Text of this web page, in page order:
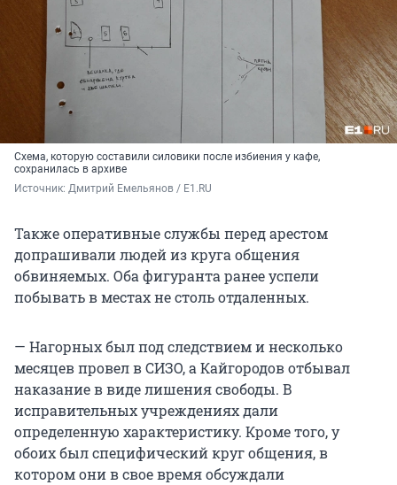
Схема, которую составили силовики после избиения у кафе,
сохранилась в архиве
Источник: Дмитрий Емельянов / E1.RU
Также оперативные службы перед арестом
допрашивали людей из круга общения
обвиняемых. Оба фигуранта ранее успели
побывать в местах не столь отдаленных.
— Нагорных был под следствием и несколько
месяцев провел в СИЗО, а Кайгородов отбывал
наказание в виде лишения свободы. В
исправительных учреждениях дали
определенную характеристику. Кроме того, у
обоих был специфический круг общения, в
котором они в свое время обсуждали